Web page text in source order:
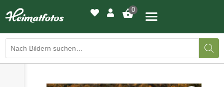
0
BILDERGALERIE